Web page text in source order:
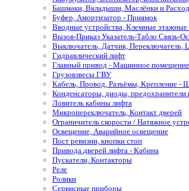
Башмаки, Вкладыши, Маслёнки и
Буфер, Амортизатор - Приямок
Вводные устройства, Клемные этажные
Вызов-Приказ Указатель-Табло Связь-
Выключатель, Датчик, Переключатель,
Гидравлический лифт
Главный привод - Машинное помещение
Грузовзвесы ГВУ
Кабель, Провод, Разъёмы, Крепление -
Конденсаторы, диоды, предохранители
Ловитель кабины лифта
Микропереключатель, Контакт дверей
Ограничитель скорости / Натяжное
Освещение, Аварийное освещение
Пост ревизии, кнопки стоп
Привода дверей лифта - Кабина
Пускатели, Контакторы
Реле
Ролики
Сервисные приборы